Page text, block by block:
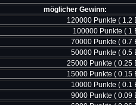
möglicher Gewinn:
120000 Punkte ( 1.2
100000 Punkte ( 1
70000 Punkte ( 0.7
50000 Punkte ( 0.5
25000 Punkte ( 0.25
15000 Punkte ( 0.15
10000 Punkte ( 0.1
9000 Punkte ( 0.09